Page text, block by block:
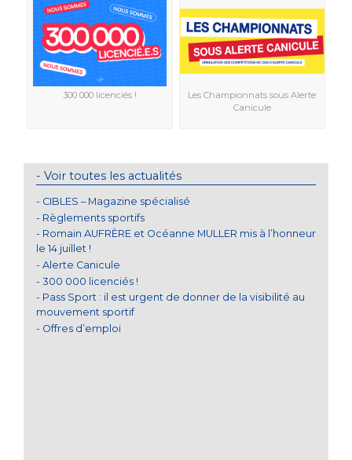
300 000 licenciés !
Les Championnats sous Alerte
Canicule
Voir toutes les actualités
CIBLES – Magazine spécialisé
Règlements sportifs
Romain AUFRÈRE et Océanne MULLER mis à l’honneur
le 14 juillet !
Alerte Canicule
300 000 licenciés !
Pass Sport : il est urgent de donner de la visibilité au
mouvement sportif
Offres d’emploi